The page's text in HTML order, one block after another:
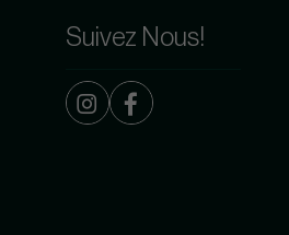
Suivez Nous!